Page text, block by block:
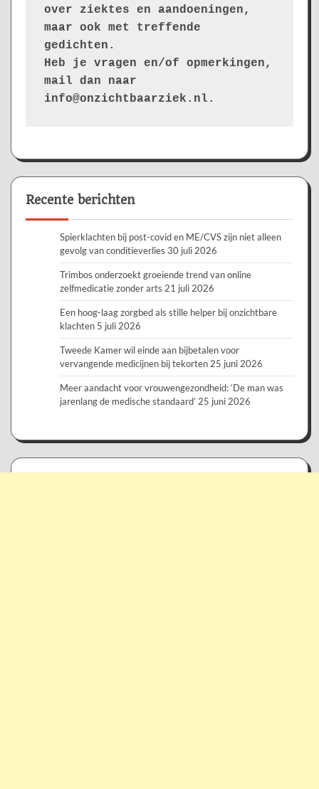
over ziektes en aandoeningen,
maar ook met treffende
gedichten.
Heb je vragen en/of opmerkingen,
mail dan naar
info@onzichtbaarziek.nl.
Recente berichten
Spierklachten bij post-covid en ME/CVS zijn niet alleen
gevolg van conditieverlies 30 juli 2026
Trimbos onderzoekt groeiende trend van online
zelfmedicatie zonder arts 21 juli 2026
Een hoog-laag zorgbed als stille helper bij onzichtbare
klachten 5 juli 2026
Tweede Kamer wil einde aan bijbetalen voor
vervangende medicijnen bij tekorten 25 juni 2026
Meer aandacht voor vrouwengezondheid: ‘De man was
jarenlang de medische standaard’ 25 juni 2026